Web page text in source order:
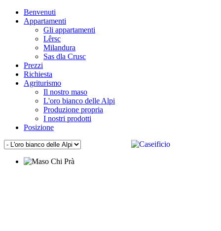
Benvenuti
Appartamenti
Gli appartamenti
Lêrsc
Milandura
Sas dla Crusc
Prezzi
Richiesta
Agriturismo
Il nostro maso
L'oro bianco delle Alpi
Produzione propria
I nostri prodotti
Posizione